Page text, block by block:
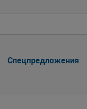
Спецпредложения